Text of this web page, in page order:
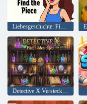
Liebesgeschichte: Finde das Stück
Detective X Verstecktes Objekt finden